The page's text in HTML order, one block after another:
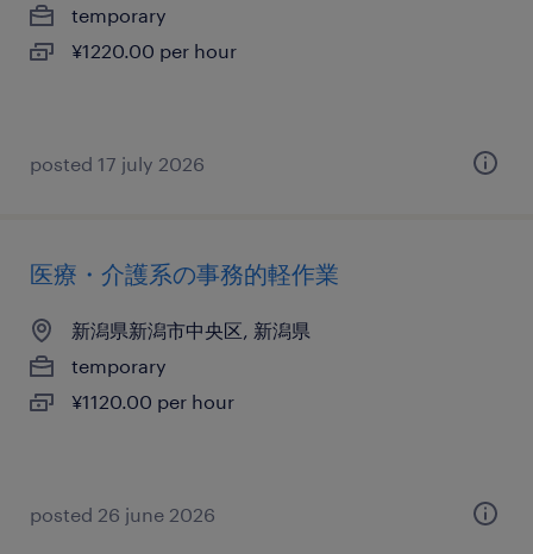
temporary
¥1220.00 per hour
posted 17 july 2026
医療・介護系の事務的軽作業
新潟県新潟市中央区, 新潟県
temporary
¥1120.00 per hour
posted 26 june 2026